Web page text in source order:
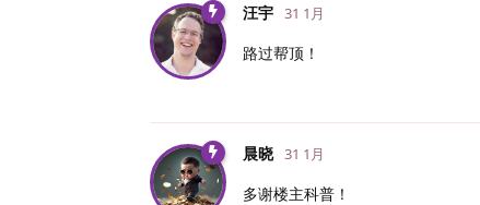
汪宇 31 1月
路过帮顶！
晨晓 31 1月
多谢楼主科普！